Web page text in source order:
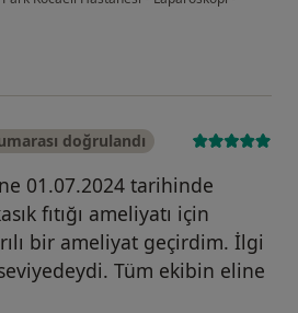
doğrulandı
01.07.2024 tarihinde
fıtığı ameliyatı için
bir ameliyat geçirdim. İlgi
Tüm ekibin eline